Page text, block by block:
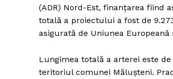
(ADR) Nord-Est, finanțarea fiind
totală a proiectului a fost de
asigurată de Uniunea Europeană
Lungimea totală a arterei este
teritoriul comunei Mălușteni.